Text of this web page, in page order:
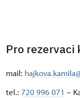
Pro
mail:
tel.: 720 996 071 –